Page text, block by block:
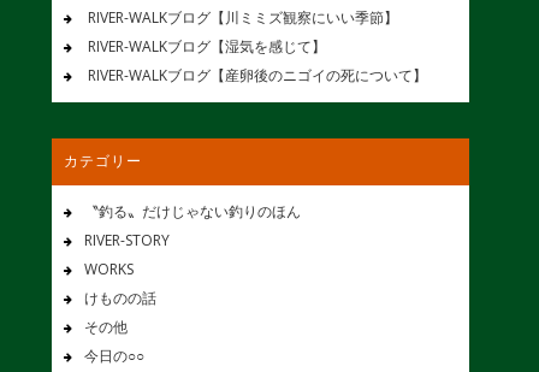
RIVER-WALKブログ【川ミミズ観察にいい季節】
RIVER-WALKブログ【湿気を感じて】
RIVER-WALKブログ【産卵後のニゴイの死について】
カテゴリー
〝釣る〟だけじゃない釣りのほん
RIVER-STORY
WORKS
けものの話
その他
今日の○○